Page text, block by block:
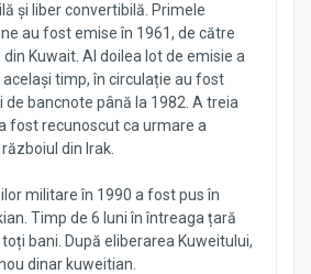
și liber convertibilă. Primele
au fost emise în 1961, de către
Kuwait. Al doilea lot de emisie a
același timp, în circulație au fost
bancnote până la 1982. A treia
fost recunoscut ca urmare a
din Irak.
militare în 1990 a fost pus în
Timp de 6 luni în întreaga țară
bani. După eliberarea Kuweitului,
dinar kuweitian.